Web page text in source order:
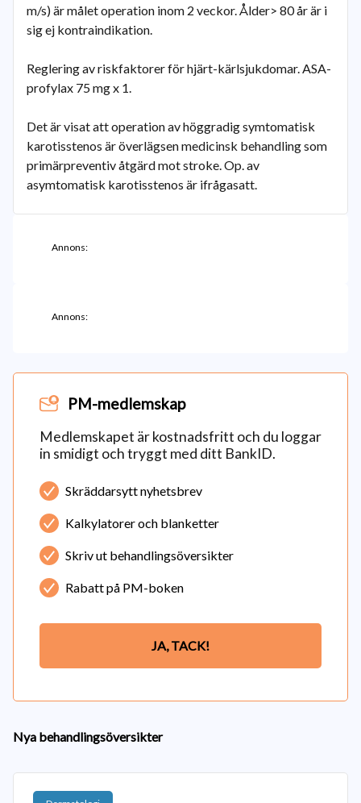
m/s) är målet operation inom 2 veckor. Ålder> 80 år är i
sig ej kontraindikation.
Reglering av riskfaktorer för hjärt-kärlsjukdomar. ASA-
profylax 75 mg x 1.
Det är visat att operation av höggradig symtomatisk
karotisstenos är överlägsen medicinsk behandling som
primärpreventiv åtgärd mot stroke. Op. av
asymtomatisk karotisstenos är ifrågasatt.
Annons:
Annons:
PM-medlemskap
Medlemskapet är kostnadsfritt och du loggar
in smidigt och tryggt med ditt BankID.
Skräddarsytt nyhetsbrev
Kalkylatorer och blanketter
Skriv ut behandlingsöversikter
Rabatt på PM-boken
JA, TACK!
Nya behandlingsöversikter